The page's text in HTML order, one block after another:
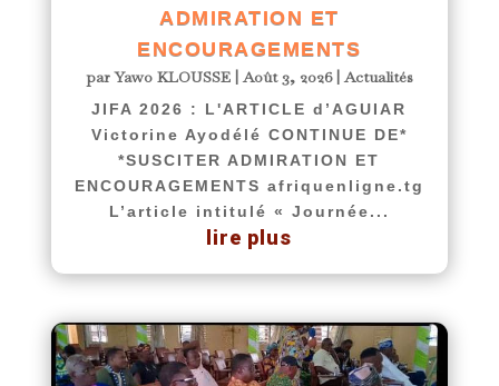
ADMIRATION ET
ENCOURAGEMENTS
parYawo KLOUSSE|Août 3, 2026|Actualités
JIFA 2026 : L'ARTICLE d’AGUIAR
Victorine Ayodélé CONTINUE DE*
*SUSCITER ADMIRATION ET
ENCOURAGEMENTS afriquenligne.tg
L’article intitulé « Journée...
lire plus